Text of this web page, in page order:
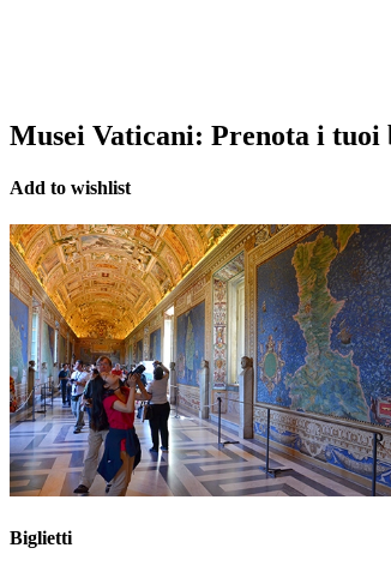
Musei Vaticani: Prenota i
Add to wishlist
Biglietti